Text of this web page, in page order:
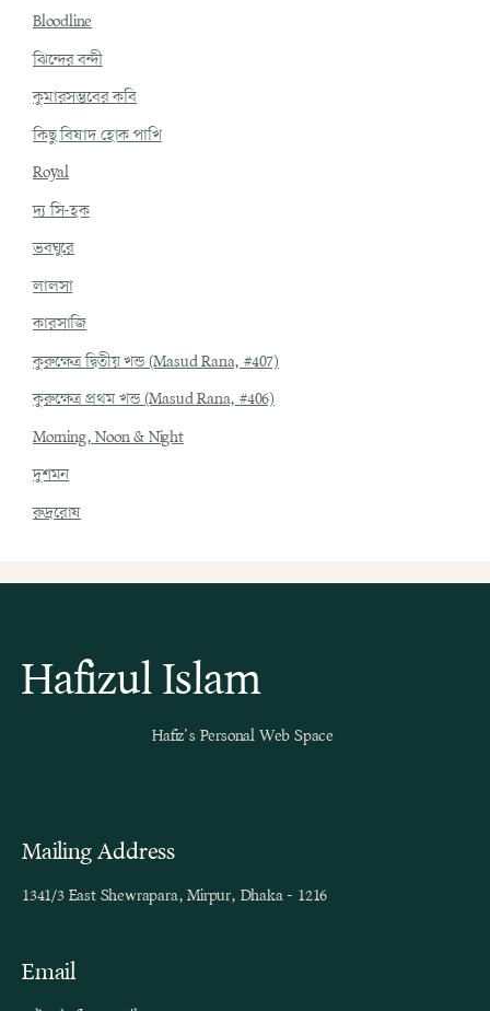
Bloodline
ঝিন্দের বন্দী
কুমারসম্ভবের কবি
কিছু বিষাদ হোক পাখি
Royal
দ্য সি-হক
ভবঘুরে
লালসা
কারসাজি
কুরুক্ষেত্র দ্বিতীয় খন্ড (Masud Rana, #407)
কুরুক্ষেত্র প্রথম খন্ড (Masud Rana, #406)
Morning, Noon & Night
দুশমন
রুদ্ররোষ
Hafizul Islam
Hafiz’s Personal Web Space
Mailing Address
1341/3 East Shewrapara, Mirpur, Dhaka - 1216
Email